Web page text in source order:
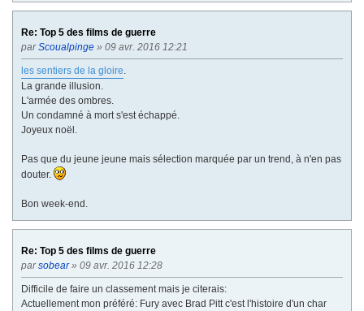
Re: Top 5 des films de guerre
parScoualpinge » 09 avr. 2016 12:21
les sentiers de la gloire.
La grande illusion.
L'armée des ombres.
Un condamné à mort s'est échappé.
Joyeux noël.
Pas que du jeune jeune mais sélection marquée par un trend, à n'en pas
douter.
Bon week-end.
Re: Top 5 des films de guerre
parsobear» 09 avr. 2016 12:28
Difficile de faire un classement mais je citerais:
Actuellement mon préféré: Fury avec Brad Pitt c'est l'histoire d'un char